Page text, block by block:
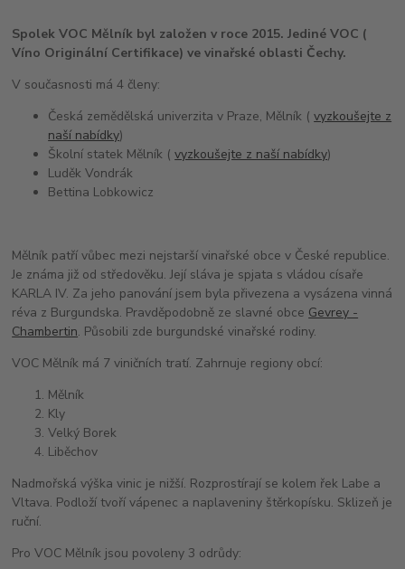
Spolek VOC Mělník byl založen v roce 2015. Jediné VOC (
Víno Originální Certifikace) ve vinařské oblasti Čechy.
V současnosti má 4 členy:
Česká zemědělská univerzita v Praze, Mělník (vyzkoušejte z
naší nabídky)
Školní statek Mělník (vyzkoušejte z naší nabídky)
Luděk Vondrák
Bettina Lobkowicz
Mělník patří vůbec mezi nejstarší vinařské obce v České republice.
Je známa již od středověku. Její sláva je spjata s vládou císaře
KARLA IV. Za jeho panování jsem byla přivezena a vysázena vinná
réva z Burgundska. Pravděpodobně ze slavné obce Gevrey -
Chambertin. Působili zde burgundské vinařské rodiny.
VOC Mělník má 7 viničních tratí. Zahrnuje regiony obcí:
Mělník
Kly
Velký Borek
Liběchov
Nadmořská výška vinic je nižší. Rozprostírají se kolem řek Labe a
Vltava. Podloží tvoří vápenec a naplaveniny štěrkopísku. Sklizeň je
ruční.
Pro VOC Mělník jsou povoleny 3 odrůdy: